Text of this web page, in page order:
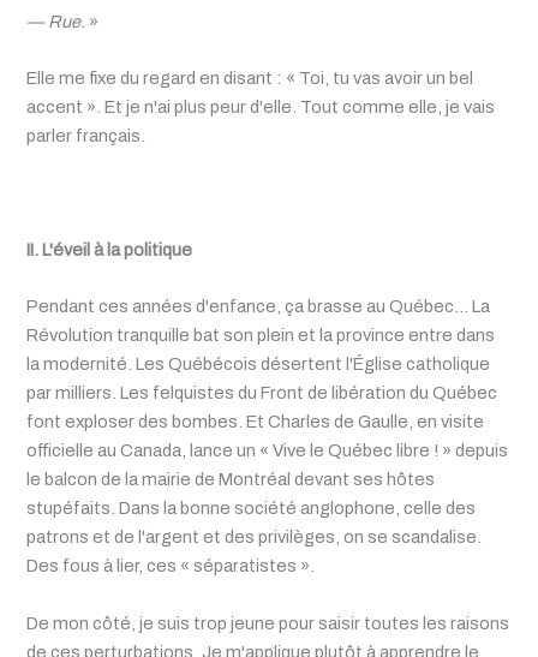
— Rue. »
Elle me fixe du regard en disant : « Toi, tu vas avoir un bel
accent ». Et je n'ai plus peur d'elle. Tout comme elle, je vais
parler français.
II. L'éveil à la politique
Pendant ces années d'enfance, ça brasse au Québec… La
Révolution tranquille bat son plein et la province entre dans
la modernité. Les Québécois désertent l'Église catholique
par milliers. Les felquistes du Front de libération du Québec
font exploser des bombes. Et Charles de Gaulle, en visite
officielle au Canada, lance un « Vive le Québec libre ! » depuis
le balcon de la mairie de Montréal devant ses hôtes
stupéfaits. Dans la bonne société anglophone, celle des
patrons et de l'argent et des privilèges, on se scandalise.
Des fous à lier, ces « séparatistes ».
De mon côté, je suis trop jeune pour saisir toutes les raisons
de ces perturbations. Je m'applique plutôt à apprendre le